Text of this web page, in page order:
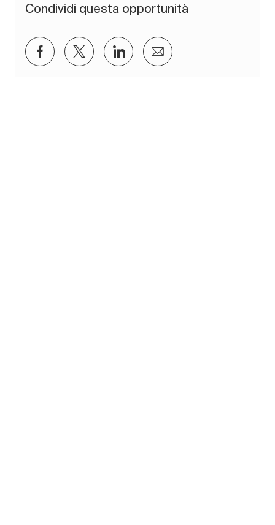
Condividi questa opportunità
Condividi su Facebook
Condividi via twitter
Condividi tramite LinkedIn
Condividi via e-mail